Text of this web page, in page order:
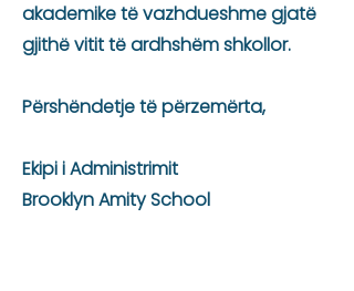
akademike të vazhdueshme gjatë
gjithë vitit të ardhshëm shkollor.
Përshëndetje të përzemërta,
Ekipi i Administrimit
Brooklyn Amity School